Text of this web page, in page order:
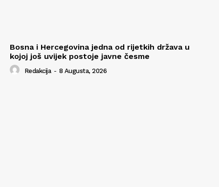
Bosna i Hercegovina jedna od rijetkih država u
kojoj još uvijek postoje javne česme
Redakcija - 8 Augusta, 2026